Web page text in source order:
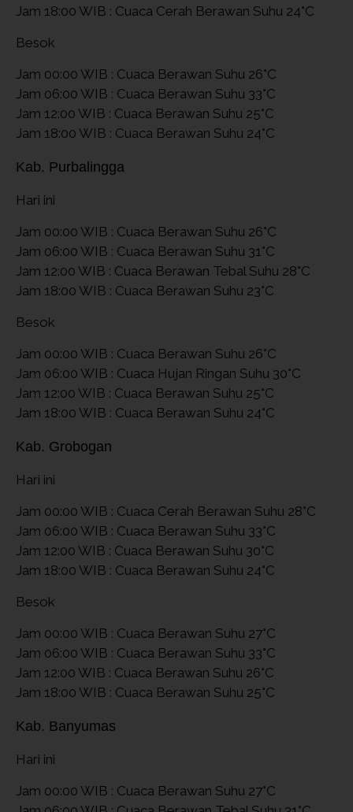
Jam 18:00 WIB : Cuaca Cerah Berawan Suhu 24°C
Besok
Jam 00:00 WIB : Cuaca Berawan Suhu 26°C
Jam 06:00 WIB : Cuaca Berawan Suhu 33°C
Jam 12:00 WIB : Cuaca Berawan Suhu 25°C
Jam 18:00 WIB : Cuaca Berawan Suhu 24°C
Kab. Purbalingga
Hari ini
Jam 00:00 WIB : Cuaca Berawan Suhu 26°C
Jam 06:00 WIB : Cuaca Berawan Suhu 31°C
Jam 12:00 WIB : Cuaca Berawan Tebal Suhu 28°C
Jam 18:00 WIB : Cuaca Berawan Suhu 23°C
Besok
Jam 00:00 WIB : Cuaca Berawan Suhu 26°C
Jam 06:00 WIB : Cuaca Hujan Ringan Suhu 30°C
Jam 12:00 WIB : Cuaca Berawan Suhu 25°C
Jam 18:00 WIB : Cuaca Berawan Suhu 24°C
Kab. Grobogan
Hari ini
Jam 00:00 WIB : Cuaca Cerah Berawan Suhu 28°C
Jam 06:00 WIB : Cuaca Berawan Suhu 33°C
Jam 12:00 WIB : Cuaca Berawan Suhu 30°C
Jam 18:00 WIB : Cuaca Berawan Suhu 24°C
Besok
Jam 00:00 WIB : Cuaca Berawan Suhu 27°C
Jam 06:00 WIB : Cuaca Berawan Suhu 33°C
Jam 12:00 WIB : Cuaca Berawan Suhu 26°C
Jam 18:00 WIB : Cuaca Berawan Suhu 25°C
Kab. Banyumas
Hari ini
Jam 00:00 WIB : Cuaca Berawan Suhu 27°C